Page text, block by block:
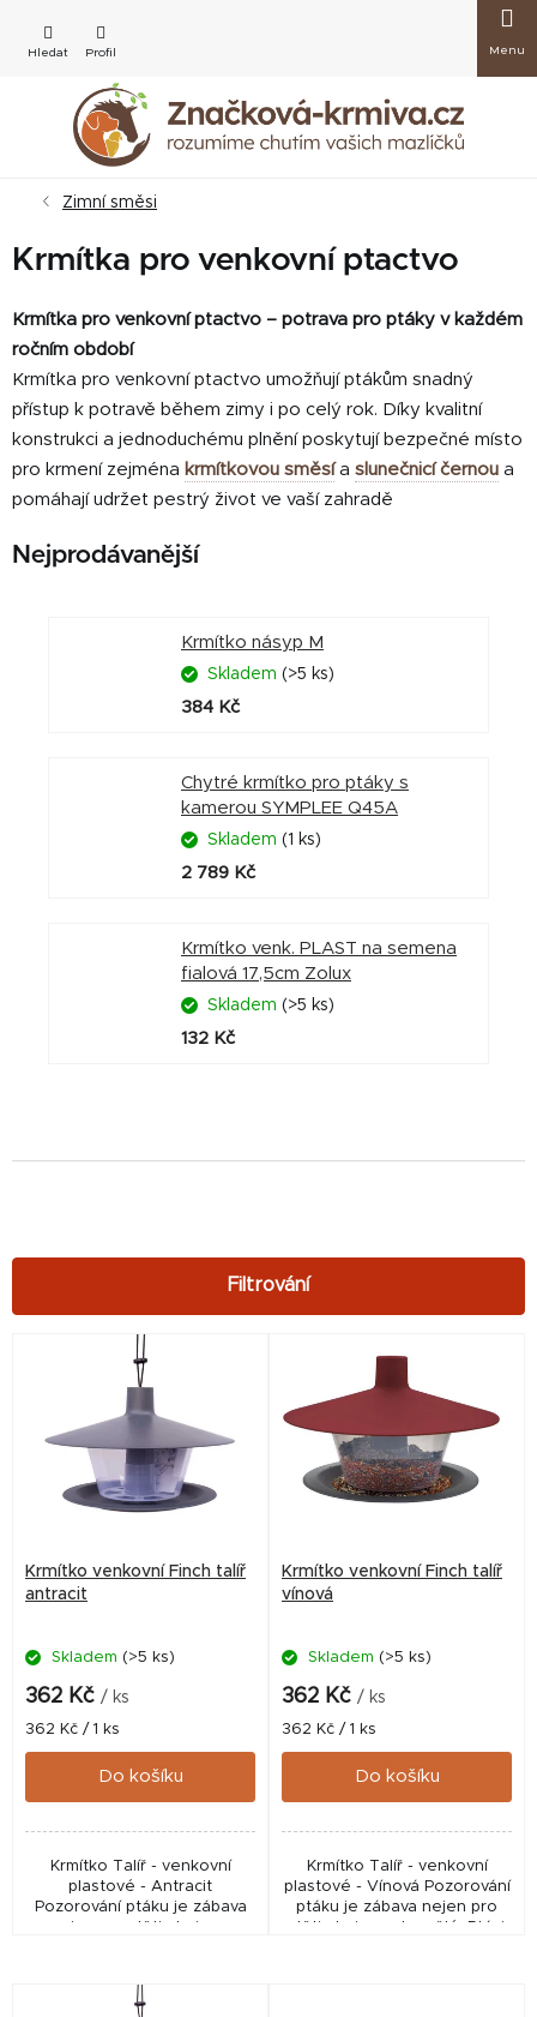
obsah
košík
Zimní směsi
Krmítka pro venkovní ptactvo
Krmítka pro venkovní ptactvo – potrava pro ptáky v každém
ročním období
Krmítka pro venkovní ptactvo umožňují ptákům snadný
přístup k potravě během zimy i po celý rok. Díky kvalitní
konstrukci a jednoduchému plnění poskytují bezpečné místo
pro krmení zejména krmítkovou směsía slunečnicí černou a
pomáhají udržet pestrý život ve vaší zahradě
Nejprodávanější
Krmítko násyp M
Skladem (>5 ks)
384 Kč
Chytré krmítko pro ptáky s
kamerou SYMPLEE Q45A
Skladem (1 ks)
2 789 Kč
Krmítko venk. PLAST na semena
fialová 17,5cm Zolux
Skladem (>5 ks)
132 Kč
o
Krmítko venkovní Finch talíř
antracit
Skladem (>5 ks)
362 Kč / ks
Měrná
cena:
362 Kč / 1 ks
Do košíku
Krmítko Talíř - venkovní
plastové - Antracit
Pozorování ptáku je zábava
nejen pro děti ale i pro
zbavit se nepříjemných...
Krmítko venkovní Finch talíř
vínová
Skladem (>5 ks)
362 Kč / ks
Měrná
cena:
362 Kč / 1 ks
Do košíku
Krmítko Talíř - venkovní
plastové - Vínová Pozorování
ptáku je zábava nejen pro
děti ale i pro dospělé. Ptáci